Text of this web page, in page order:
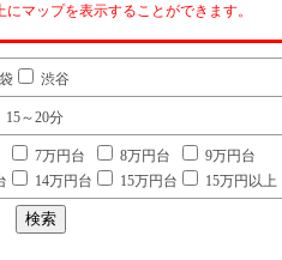
マップを表示することができます。
渋谷
15～20分
7万円台 8万円台 9万円台
14万円台 15万円台 15万円以上